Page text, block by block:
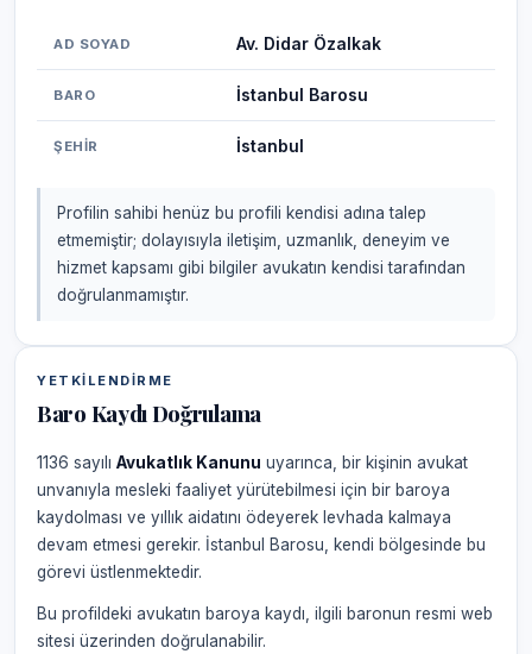
AD SOYAD Av. Didar Özalkak
BARO İstanbul Barosu
ŞEHIR İstanbul
Profilin sahibi henüz bu profili kendisi adına talep
etmemiştir; dolayısıyla iletişim, uzmanlık, deneyim ve
hizmet kapsamı gibi bilgiler avukatın kendisi tarafından
doğrulanmamıştır.
YETKILENDIRME
Baro Kaydı Doğrulama
1136 sayılı Avukatlık Kanunu uyarınca, bir kişinin avukat
unvanıyla mesleki faaliyet yürütebilmesi için bir baroya
kaydolması ve yıllık aidatını ödeyerek levhada kalmaya
devam etmesi gerekir. İstanbul Barosu, kendi bölgesinde bu
görevi üstlenmektedir.
Bu profildeki avukatın baroya kaydı, ilgili baronun resmi web
sitesi üzerinden doğrulanabilir.